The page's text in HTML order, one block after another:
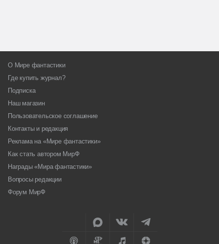
О Мире фантастики
Где купить журнал?
Подписка
Наш магазин
Пользовательское соглашение
Контакты и редакция
Реклама на «Мире фантастики»
Как стать автором МирФ
Награды «Мира фантастики»
Вопросы редакции
Форум МирФ